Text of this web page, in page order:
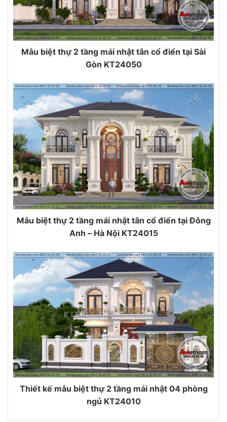
Mẫu biệt thự 2 tầng mái nhật tân cổ điển tại Sài
Gòn KT24050
Mẫu biệt thự 2 tầng mái nhật tân cổ điển tại Đông
Anh – Hà Nội KT24015
Thiết kế mẫu biệt thự 2 tầng mái nhật 04 phòng
ngủ KT24010